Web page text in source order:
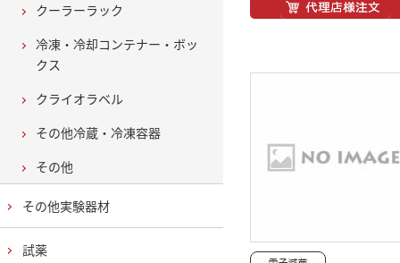
クーラーラック
冷凍・冷却コンテナー・ボッ
クス
クライオラベル
その他冷蔵・冷凍容器
その他
その他実験器材
試薬